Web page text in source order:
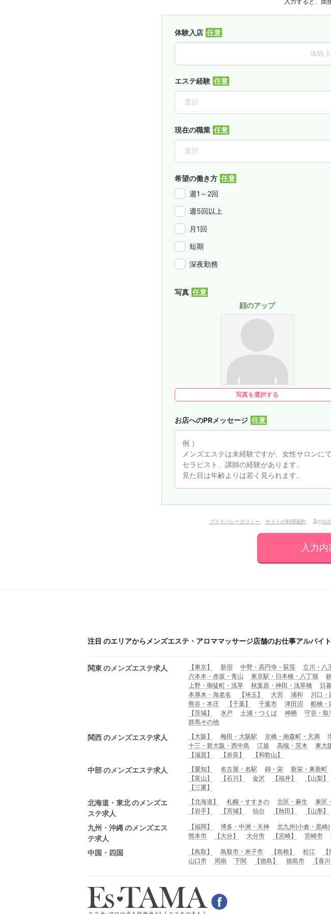
体験入店
体験
エステ経験
現在の職業
希望の働き方
週1～2回
週5回以上
月1回
短期
深夜勤務
写真
顔のアップ
写真を選択する
お店へのPRメッセージ
プライバシーポリシー サイトの利用規約、 及びお
入力
注目 のエリアからメンズエステ・アロママッサージ店舗のお仕事アルバイ
関東 のメンズエステ求人 【東京】 新宿 中野・高円寺・荻窪 立川・八
六本木・赤坂・青山
東京駅・日本橋・八丁堀
上野・御徒町・浅草
秋葉原・神田・浅草橋 日
本厚木・海老名
【埼玉】 大宮 浦和 川口
熊谷・本庄
【千葉】 千葉市 津田沼 船橋・
【茨城】
水戸 土浦・つくば 神栖 守谷・取
群馬その他
関西 のメンズエステ求人 【大阪】 梅田・大阪駅 京橋・南森町・天満
十三・新大阪・西中島
江坂 高槻・茨木 東大
【滋賀】
【奈良】 【和歌山】
中部 のメンズエステ求人 【愛知】 名古屋・名駅 錦・栄 新栄・東新町
【富山】
【石川】 金沢 【福井】 【山梨】
【三重】
北海道・東北 のメンズエ
ステ求人
【北海道】 札幌・すすきの 北区・麻生 東区
【岩手】
【宮城】 仙台 【秋田】 【山形】
九州・沖縄 のメンズエス
テ求人
【福岡】 博多・中洲・天神 北九州(小倉・黒崎)
熊本市
【大分】 大分市 【宮崎】 宮崎市
中国・四国 【鳥取】 鳥取市・米子市 【島根】 松江
山口市
周南 下関 【徳島】 徳島市 【香川